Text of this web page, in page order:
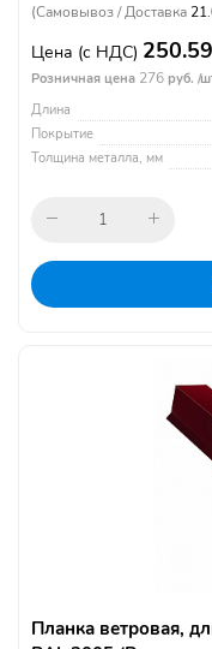
(Самовывоз / Доставка
Цена (с НДС) 250.59
Розничная цена 276 руб. /
Длина
Покрытие
Толщина металла, мм
Планка ветровая,